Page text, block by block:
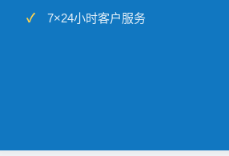
7×24小时客户服务